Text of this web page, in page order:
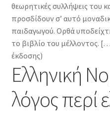
θεωρητικές συλλήψεις του
προσδίδουν σ’ αυτό
παιδαγωγού. Ορθά
το βιβλίο του μέλλοντος.
έκδοσης)
Ελληνική
λόγος περί